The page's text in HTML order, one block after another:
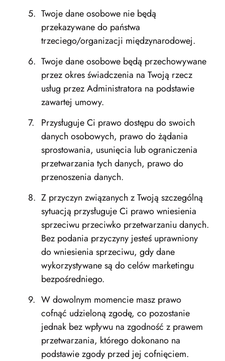
Twoje dane osobowe nie będą
przekazywane do państwa
trzeciego/organizacji międzynarodowej.
Twoje dane osobowe będą przechowywane
przez okres świadczenia na Twoją rzecz
usług przez Administratora na podstawie
zawartej umowy.
Przysługuje Ci prawo dostępu do swoich
danych osobowych, prawo do żądania
sprostowania, usunięcia lub ograniczenia
przetwarzania tych danych, prawo do
przenoszenia danych.
Z przyczyn związanych z Twoją szczególną
sytuacją przysługuje Ci prawo wniesienia
sprzeciwu przeciwko przetwarzaniu danych.
Bez podania przyczyny jesteś uprawniony
do wniesienia sprzeciwu, gdy dane
wykorzystywane są do celów marketingu
bezpośredniego.
W dowolnym momencie masz prawo
cofnąć udzieloną zgodę, co pozostanie
jednak bez wpływu na zgodność z prawem
przetwarzania, którego dokonano na
podstawie zgody przed jej cofnięciem.